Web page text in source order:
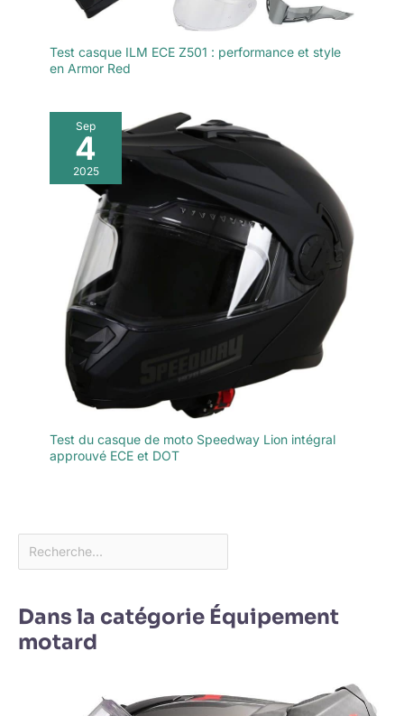
Test casque ILM ECE Z501 : performance et style
en Armor Red
Sep
4
2025
Test du casque de moto Speedway Lion intégral
approuvé ECE et DOT
Dans la catégorie Équipement
motard